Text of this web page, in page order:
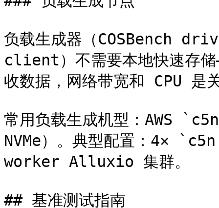
负载生成器（COSBench
client）不需要本地快速存储
收数据，网络带宽和 CPU 是
常用负载生成机型：AWS
NVMe）。典型配置：4×
worker Alluxio 集群。
## 基准测试指南